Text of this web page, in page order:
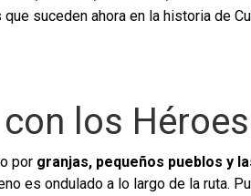
suceden ahora en la historia de
los Héroes
por granjas, pequeños pueblos y
es ondulado a lo largo de la ruta.